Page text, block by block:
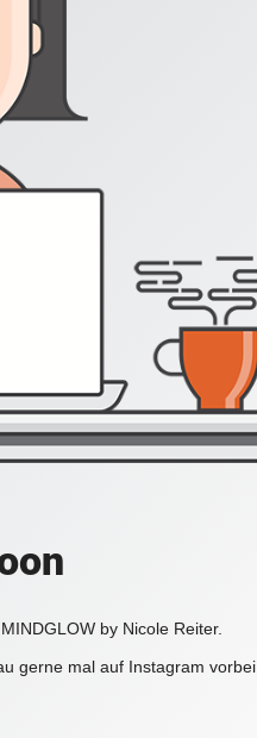
by Nicole Reiter.
gerne mal auf Instagram vorbei.